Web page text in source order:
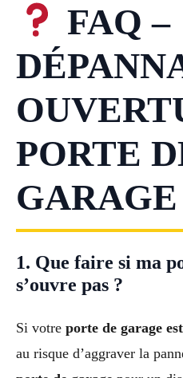
FAQ –
PORTE
GARAGE
1. Que faire si ma
s’ouvre pas ?
Si votre porte de garage
au risque d’aggraver la